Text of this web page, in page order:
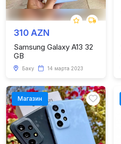
310 AZN
Samsung Galaxy A13 32
GB
Баку 14 марта 2023
Магазин